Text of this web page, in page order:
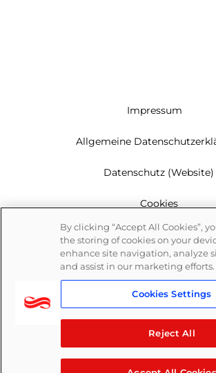
Impressum
Allgemeine
Datenschutz (Website)
Cookies
Garantie
Newsletter
Whistleblowing
By clicking “Accept All Cookies”,
the storing of cookies on your
enhance site navigation, analyze
and assist in our marketing efforts.
Cookies Settings
Reject All